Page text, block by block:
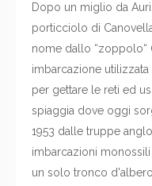
Dopo un miglio da
porticciolo di
nome dallo “zoppolo“
imbarcazione
per gettare le reti ed
spiaggia dove oggi
1953 dalle truppe
imbarcazioni
un solo tronco